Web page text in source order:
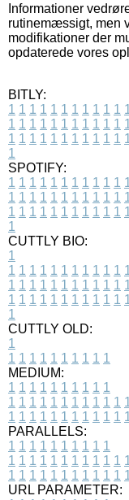
Informationer
rutinemæssigt, men
modifikationer der
opdaterede vores
BITLY:
1 1 1 1 1 1 1 1 1 1 1
1 1 1 1 1 1 1 1 1 1 1
1 1 1 1 1 1 1 1 1 1 1
1
SPOTIFY:
1 1 1 1 1 1 1 1 1 1 1
1 1 1 1 1 1 1 1 1 1 1
1 1 1 1 1 1 1 1 1 1 1
1
CUTTLY BIO:
1
1 1 1 1 1 1 1 1 1 1 1
1 1 1 1 1 1 1 1 1 1 1
1 1 1 1 1 1 1 1 1 1 1
1
CUTTLY OLD:
1
1 1 1 1 1 1 1 1 1 1
MEDIUM:
1 1 1 1 1 1 1 1 1 1
1 1 1 1 1 1 1 1 1 1 1
1 1 1 1 1 1 1 1 1 1 1
PARALLELS:
1 1 1 1 1 1 1 1 1 1
1 1 1 1 1 1 1 1 1 1 1
1 1 1 1 1 1 1 1 1 1 1
URL PARAMETER: